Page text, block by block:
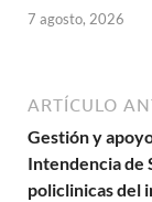
7 agosto, 2026
ARTÍCULO
Gestión y
Intendencia de
policlinicas del